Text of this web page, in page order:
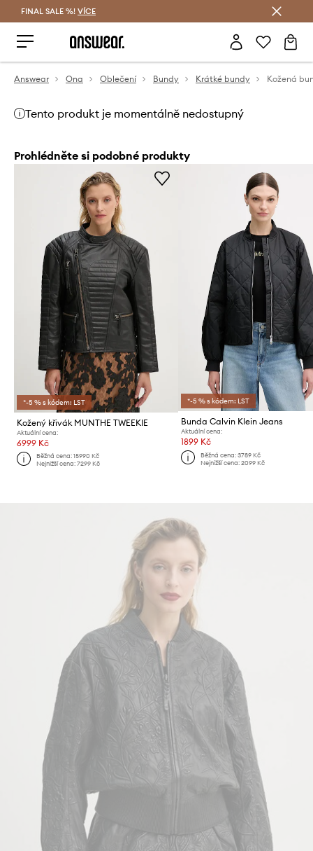
FINAL SALE %! VÍCE
Answear Ona Oblečení Bundy Krátké bundy
Tento produkt je momentálně nedostupný
Prohlédněte si podobné produkty
*-5 % s kódem: LST
Kožený křivák MUNTHE TWEEKIE
Aktuální cena:
6999 Kč
Běžná cena:15990 Kč
Nejnižší cena:7299 Kč
*-5 % s kódem: LST
Bunda Calvin Klein Jeans
Aktuální cena:
1899 Kč
Běžná cena: 3789 Kč
Nejnižší cena: 2099 Kč